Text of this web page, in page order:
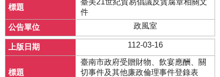
臺美21世紀貿易倡議反貪腐章相關文
件
政風室
112-03-16
臺南市政府受贈財物、飲宴應酬、關
切事件及其他廉政倫理事件登錄表